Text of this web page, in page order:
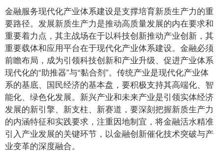
金融服务现代化产业体系建设是支撑培育新质生产力的重
要路径。发展新质生产力是推动高质量发展的内在要求和
重要着力点，其主战场在于以科技创新推动产业创新，其
重要载体和应用平台在于现代化产业体系建设。金融必须
前瞻布局，成为引领科技创新和产业升级、促进产业体系
现代化的“助推器”与“黏合剂”。传统产业是现代化产业体
系的基底、国民经济的基本盘，要积极支持其高端化、智
能化、绿色化发展。新兴产业和未来产业是引领实体经济
发展的新引擎、新支柱、新赛道，要深刻把握新质生产力
的内涵特征和实践要求，注重因地制宜，将金融活水精准
引入产业发展的关键环节，以金融创新催化技术突破与产
业变革的深度融合。